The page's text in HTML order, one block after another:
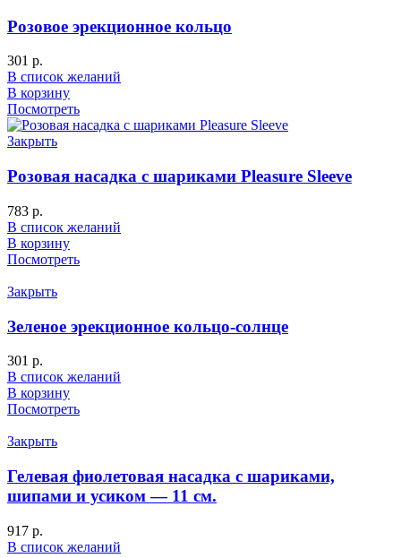
Розовое эрекционное кольцо
301 р.
В список желаний
В корзину
Посмотреть
Закрыть
Розовая насадка c шариками Pleasure Sleeve
783 р.
В список желаний
В корзину
Посмотреть
Закрыть
Зеленое эрекционное кольцо-солнце
301 р.
В список желаний
В корзину
Посмотреть
Закрыть
Гелевая фиолетовая насадка с шариками,
шипами и усиком — 11 см.
917 р.
В список желаний